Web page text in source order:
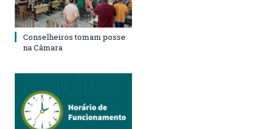
Conselheiros tomam posse
na Câmara